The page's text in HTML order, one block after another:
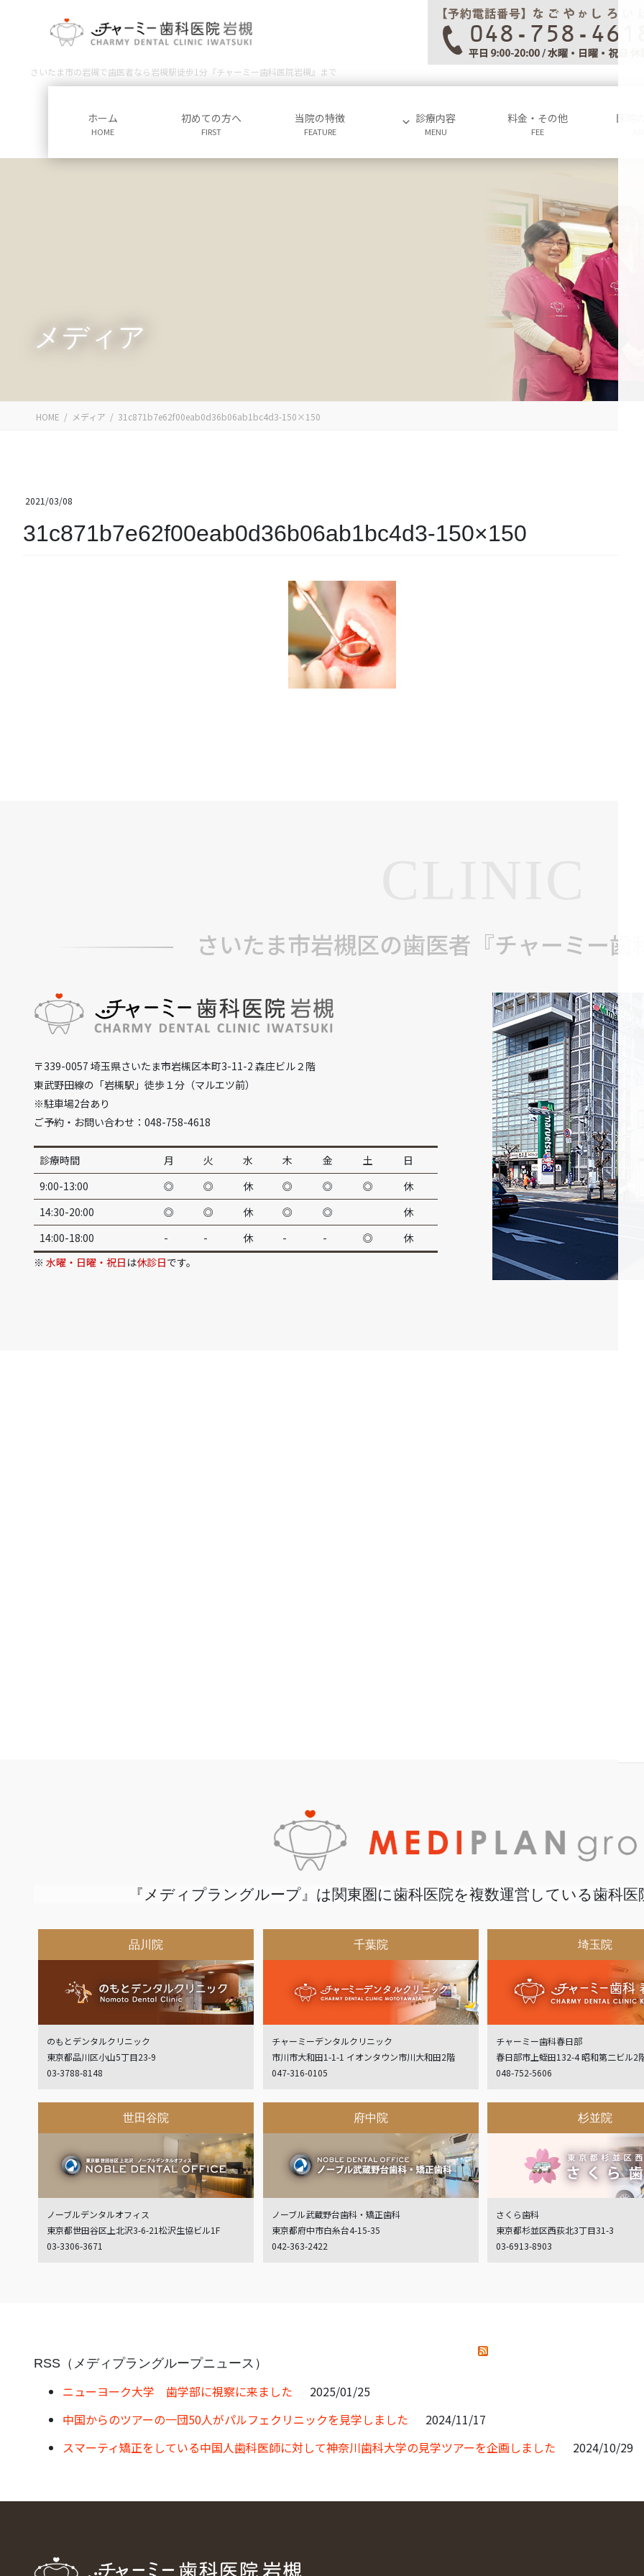
動
さいたま市の岩槻で歯医者なら岩槻駅徒歩1分『チャーミー歯科医院岩槻』まで
ホーム
HOME
初めての方へ
FIRST
当院の特徴
FEATURE
診療内容
MENU
料金・その他
FEE
医院
メディア
HOME メディア 31c871b7e62f00eab0d36b06ab1bc4d3-150×150
2021/03/08
31c871b7e62f00eab0d36b06ab1bc4d3-150×150
さいたま市岩槻区の歯医者『チャーミー歯
〒339-0057 埼玉県さいたま市岩槻区本町3-11-2 森庄ビル２階
東武野田線の「岩槻駅」徒歩１分（マルエツ前）
※駐車場2台あり
ご予約・お問い合わせ：048-758-4618
診療時間 月 火 水 木 金 土
日
9:00-13:00
◎ ◎ 休 ◎ ◎ ◎
休
14:30-20:00
◎ ◎ 休 ◎ ◎
休
14:00-18:00
- - 休 - - ◎
休
※ 水曜・日曜・祝日 は休診日です。
『メディプラングループ』は関東圏に歯科医院を複数運営している歯科医
品川院
のもとデンタルクリニック
東京都品川区小山5丁目23-9
03-3788-8148
千葉院
チャーミーデンタルクリニック
市川市大和田1-1-1 イオンタウン市川大和田2階
047-316-0105
埼玉院
チャーミー歯科春日部
春日部市上蛭田132-4 昭和第二ビル2
048-752-5606
世田谷院
ノーブルデンタルオフィス
東京都世田谷区上北沢3-6-21松沢生協ビル1F
03-3306-3671
府中院
ノーブル武蔵野台歯科・矯正歯科
東京都府中市白糸台4-15-35
042-363-2422
杉並院
さくら歯科
東京都杉並区西荻北3丁目31-3
03-6913-8903
RSS（メディプラングループニュース）
ニューヨーク大学 歯学部に視察に来ました
2025/01/25
中国からのツアーの一団50人がパルフェクリニックを見学しました
2024/11/17
スマーティ矯正をしている中国人歯科医師に対して神奈川歯科大学の見学ツアーを企画しました
2024/10/29